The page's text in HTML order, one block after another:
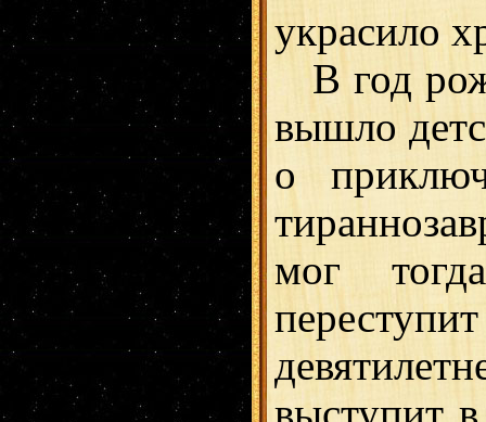
украсило
В год
вышло
о
мог